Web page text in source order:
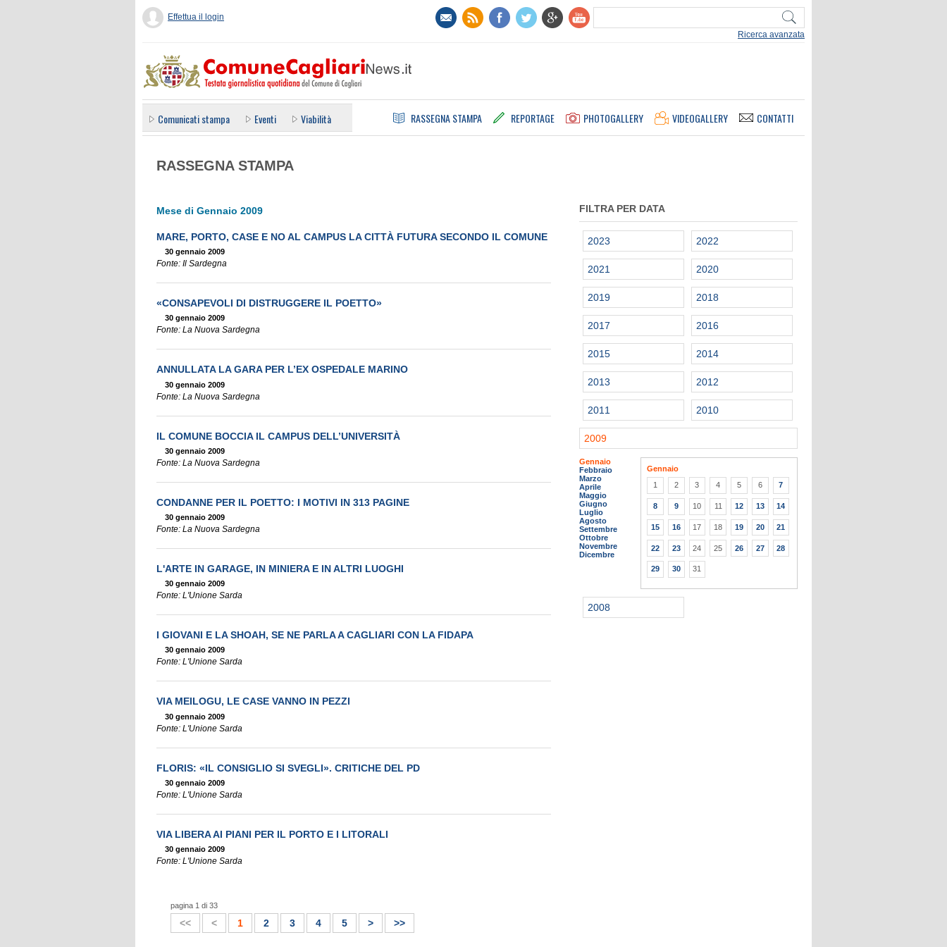
Ricerca avanzata
Effettua il login
Comunicati stampa Eventi Viabilità RASSEGNA STAMPA REPORTAGE PHOTOGALLERY VIDEOGALLERY CONTATTI
RASSEGNA STAMPA
Mese di Gennaio 2009
MARE, PORTO, CASE E NO AL CAMPUS LA CITTÀ FUTURA SECONDO IL COMUNE
30 gennaio 2009
Fonte: Il Sardegna
«CONSAPEVOLI DI DISTRUGGERE IL POETTO»
30 gennaio 2009
Fonte: La Nuova Sardegna
ANNULLATA LA GARA PER L’EX OSPEDALE MARINO
30 gennaio 2009
Fonte: La Nuova Sardegna
IL COMUNE BOCCIA IL CAMPUS DELL’UNIVERSITÀ
30 gennaio 2009
Fonte: La Nuova Sardegna
CONDANNE PER IL POETTO: I MOTIVI IN 313 PAGINE
30 gennaio 2009
Fonte: La Nuova Sardegna
L'ARTE IN GARAGE, IN MINIERA E IN ALTRI LUOGHI
30 gennaio 2009
Fonte: L'Unione Sarda
I GIOVANI E LA SHOAH, SE NE PARLA A CAGLIARI CON LA FIDAPA
30 gennaio 2009
Fonte: L'Unione Sarda
VIA MEILOGU, LE CASE VANNO IN PEZZI
30 gennaio 2009
Fonte: L'Unione Sarda
FLORIS: «IL CONSIGLIO SI SVEGLI». CRITICHE DEL PD
30 gennaio 2009
Fonte: L'Unione Sarda
VIA LIBERA AI PIANI PER IL PORTO E I LITORALI
30 gennaio 2009
Fonte: L'Unione Sarda
pagina 1 di 33
<< < 1 2 3 4 5 > >>
FILTRA PER DATA
2023 2022
2021 2020
2019 2018
2017 2016
2015 2014
2013 2012
2011 2010
2009
Gennaio
Febbraio
Marzo
Aprile
Maggio
Giugno
Luglio
Agosto
Settembre
Ottobre
Novembre
Dicembre
Gennaio
1
2 3 4 5 6 7
8 9 10 11 12 13 14
15 16 17 18 19 20 21
22 23 24 25 26 27 28
29 30 31
2008